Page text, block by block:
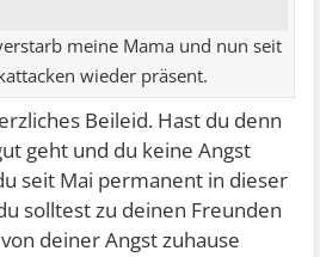
meine Mama und nun seit
wieder präsent.
Beileid. Hast du denn
geht und du keine Angst
seit Mai permanent in dieser
solltest zu deinen Freunden
deiner Angst zuhause